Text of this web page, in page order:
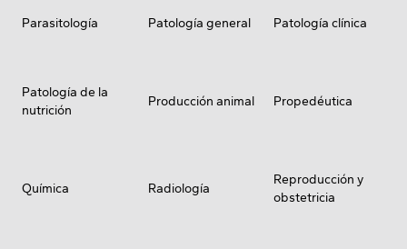
Parasitología Patología general Patología clínica
Patología de la
nutrición
Producción animal Propedéutica
Química Radiología
Reproducción y
obstetricia